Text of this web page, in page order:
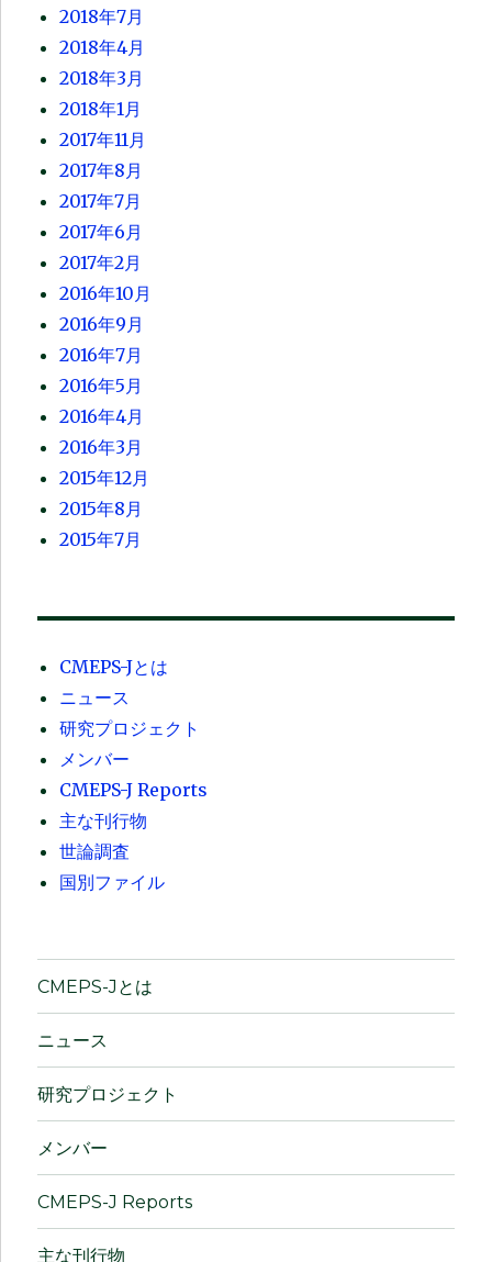
2018年7月
2018年4月
2018年3月
2018年1月
2017年11月
2017年8月
2017年7月
2017年6月
2017年2月
2016年10月
2016年9月
2016年7月
2016年5月
2016年4月
2016年3月
2015年12月
2015年8月
2015年7月
CMEPS-Jとは
ニュース
研究プロジェクト
メンバー
CMEPS-J Reports
主な刊行物
世論調査
国別ファイル
CMEPS-Jとは
ニュース
研究プロジェクト
メンバー
CMEPS-J Reports
主な刊行物